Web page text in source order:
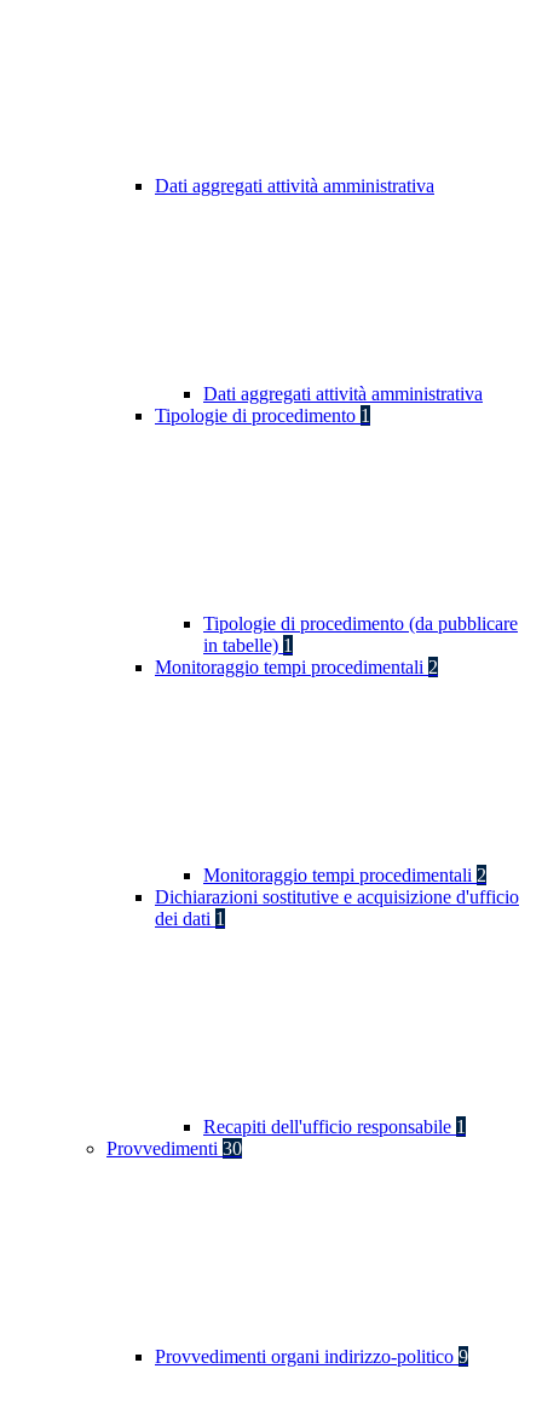
Dati aggregati attività amministrativa
Dati aggregati attività amministrativa
Tipologie di procedimento 1
Tipologie di procedimento (da pubblicare
in tabelle) 1
Monitoraggio tempi procedimentali 2
Monitoraggio tempi procedimentali 2
Dichiarazioni sostitutive e acquisizione d'ufficio
dei dati 1
Recapiti dell'ufficio responsabile 1
Provvedimenti 30
Provvedimenti organi indirizzo-politico 9